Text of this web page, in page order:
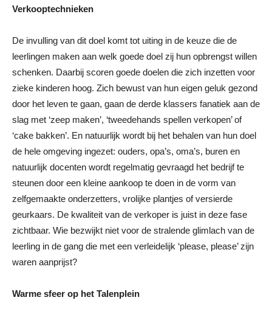
Verkooptechnieken
De invulling van dit doel komt tot uiting in de keuze die de
leerlingen maken aan welk goede doel zij hun opbrengst willen
schenken. Daarbij scoren goede doelen die zich inzetten voor
zieke kinderen hoog. Zich bewust van hun eigen geluk gezond
door het leven te gaan, gaan de derde klassers fanatiek aan de
slag met ‘zeep maken’, ‘tweedehands spellen verkopen’ of
‘cake bakken’. En natuurlijk wordt bij het behalen van hun doel
de hele omgeving ingezet: ouders, opa’s, oma’s, buren en
natuurlijk docenten wordt regelmatig gevraagd het bedrijf te
steunen door een kleine aankoop te doen in de vorm van
zelfgemaakte onderzetters, vrolijke plantjes of versierde
geurkaars. De kwaliteit van de verkoper is juist in deze fase
zichtbaar. Wie bezwijkt niet voor de stralende glimlach van de
leerling in de gang die met een verleidelijk ‘please, please’ zijn
waren aanprijst?
Warme sfeer op het Talenplein